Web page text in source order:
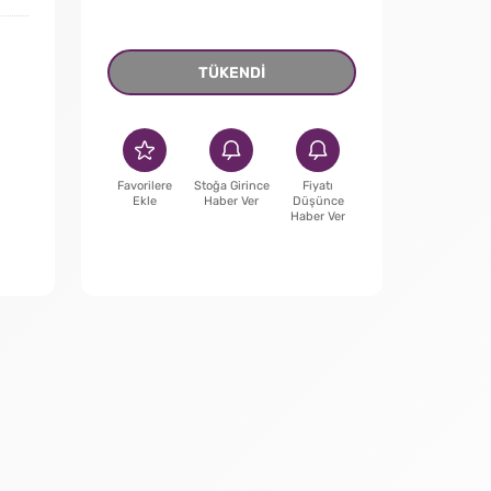
TÜKENDİ
Favorilere
Ekle
Stoğa Girince
Haber Ver
Fiyatı
Düşünce
Haber Ver